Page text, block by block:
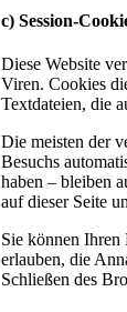
c) Session-
Diese Website
Viren. Cookies
Textdateien, die
Die meisten der
Besuchs
haben – bleiben
auf dieser Seite
Sie können Ihren
erlauben, die
Schließen des